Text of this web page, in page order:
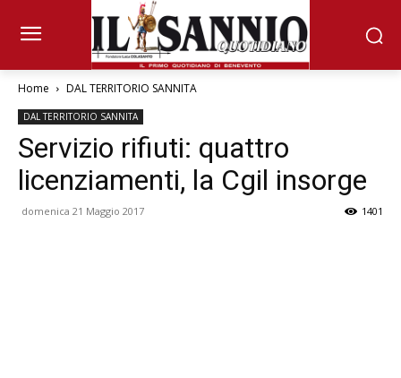
Home DAL TERRITORIO SANNITA
DAL TERRITORIO SANNITA
Servizio rifiuti: quattro
licenziamenti, la Cgil insorge
domenica 21 Maggio 2017 1401